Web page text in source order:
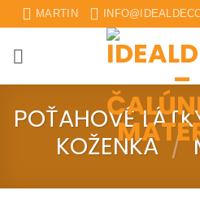
Skip
to
content
MARTIN
POŤAHOVÉ
KOŽENKA /